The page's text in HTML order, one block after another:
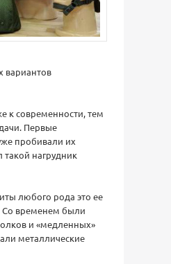
вариантов
к современности, тем
Первые
пробивали их
такой нагрудник
любого рода это ее
Со временем были
и «медленных»
металлические